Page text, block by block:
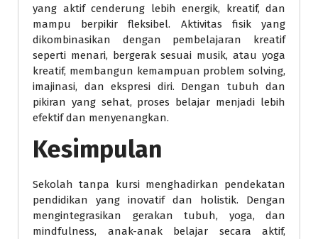
yang aktif cenderung lebih energik, kreatif, dan
mampu berpikir fleksibel. Aktivitas fisik yang
dikombinasikan dengan pembelajaran kreatif
seperti menari, bergerak sesuai musik, atau yoga
kreatif, membangun kemampuan problem solving,
imajinasi, dan ekspresi diri. Dengan tubuh dan
pikiran yang sehat, proses belajar menjadi lebih
efektif dan menyenangkan.
Kesimpulan
Sekolah tanpa kursi menghadirkan pendekatan
pendidikan yang inovatif dan holistik. Dengan
mengintegrasikan gerakan tubuh, yoga, dan
mindfulness, anak-anak belajar secara aktif,